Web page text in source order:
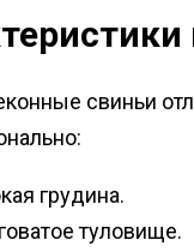
свиньи
грудина.
туловище.